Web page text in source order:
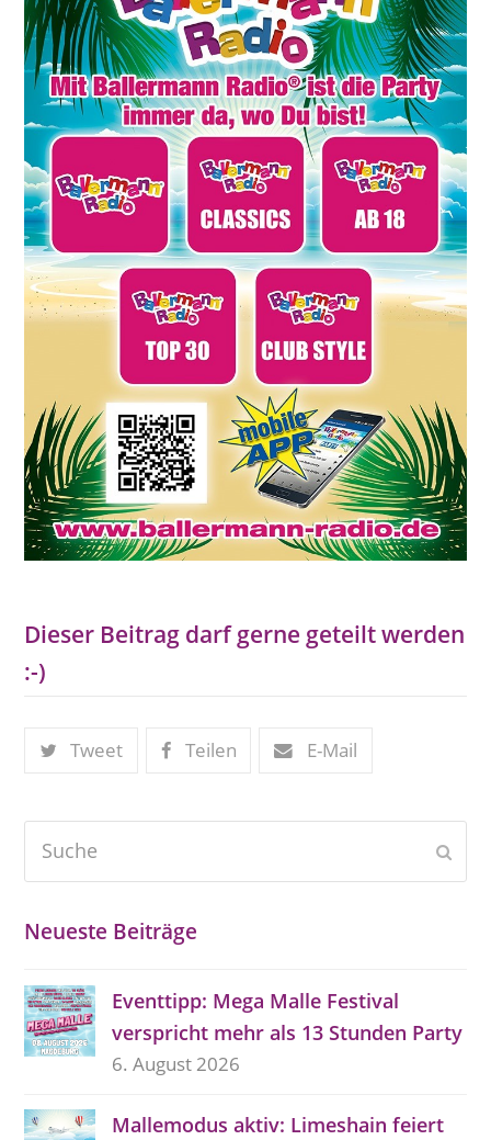
Dieser Beitrag darf gerne geteilt werden
:-)
Tweet Teilen E-Mail
Neueste Beiträge
Eventtipp: Mega Malle Festival
verspricht mehr als 13 Stunden Party
6. August 2026
Mallemodus aktiv: Limeshain feiert